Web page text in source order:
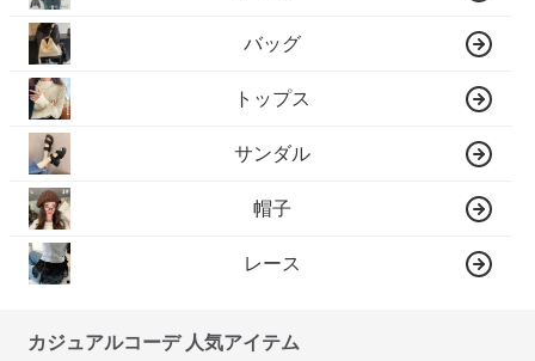
バッグ
トップス
サンダル
帽子
レース
カジュアルコーデ 人気アイテム